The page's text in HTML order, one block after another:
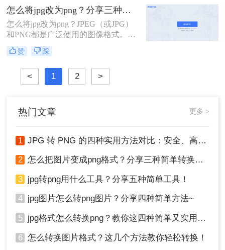
转换呢？今天就来教大家两个方法。
下需要将JPEG格式转换成PNG格式。
以下方法可以帮助您完成这一操作：
怎么将jpg改为png？分享三种简单好用的转换方法
怎么将jpg改为png？​JPEG（或JPG）
和PNG都是广泛使用的图像格式。虽
然JPEG格式在大多数情况下更普遍，
并且能够实现更高的压缩率，但PNG
格式通常具有更高的图像质量和更丰
富的颜色深度。如果您希望将JPEG格
式的图像转换为PNG格式，可以使用
赞 踩
< 1 2 >
热门文章 更多 >
1 JPG 转 PNG 的四种实用方法对比：安全、高效转换指南！
2 怎么把图片变成png格式？分享三种简单转换方法！
3 jpg转png用什么工具？分享五种简单工具！
4 jpg图片怎么转png图片？分享四种简单方法~
5 jpg格式怎么转换png？教你这四种简单又实用的方法！
6 怎么转换图片格式？这几个方法教你轻松转换！